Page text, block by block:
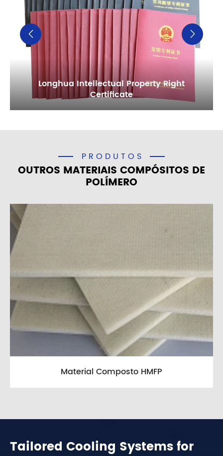
Longhua Intellectual Property Right
Certificate
 
PRODUTOS
OUTROS MATERIAIS COMPÓSITOS DE
POLÍMERO
Material Composto HMFP
Tailored Cooling Systems for